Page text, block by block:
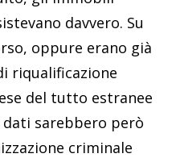
davvero. Su
oppure erano già
riqualificazione
del tutto estranee
sarebbero però
criminale